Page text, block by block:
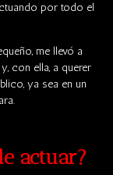
por todo el
me llevó a
con ella, a querer
ya sea en un
actuar?